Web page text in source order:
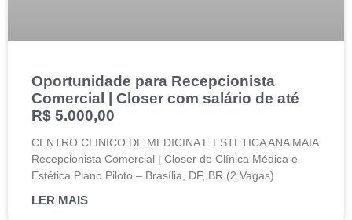
Oportunidade para Recepcionista
Comercial | Closer com salário de até
R$ 5.000,00
CENTRO CLINICO DE MEDICINA E ESTETICA ANA MAIA
Recepcionista Comercial | Closer de Clínica Médica e
Estética Plano Piloto – Brasília, DF, BR (2 Vagas)
LER MAIS